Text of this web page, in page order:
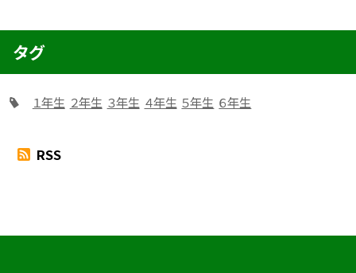
タグ
１年生 ２年生 ３年生 ４年生 ５年生 ６年生
RSS